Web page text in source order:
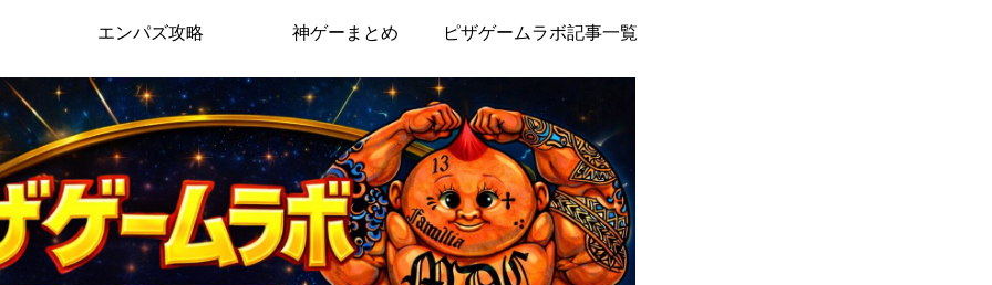
エンパズ攻略 神ゲーまとめ ピザゲームラボ記事一覧